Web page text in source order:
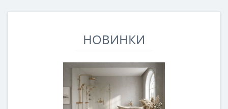
НОВИНКИ